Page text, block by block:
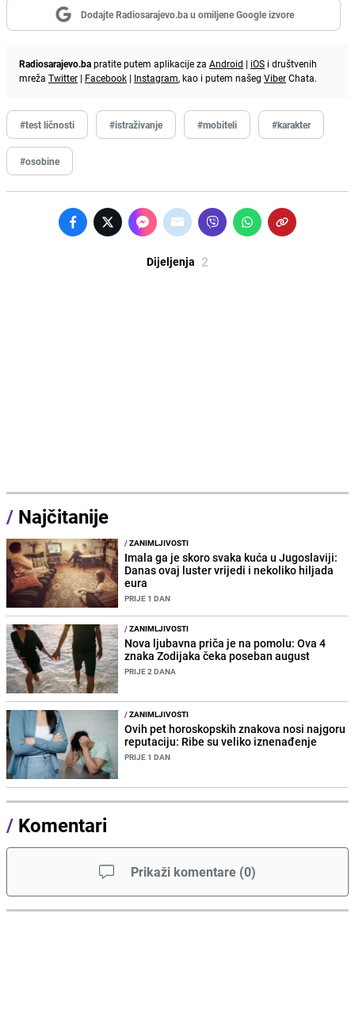
Dodajte Radiosarajevo.ba u omiljene Google izvore
Radiosarajevo.bapratite putem aplikacije za Android | iOS i društvenih
mreža Twitter | Facebook | Instagram, kao i putem našeg ViberChata.
#test ličnosti #istraživanje #mobiteli #karakter
#osobine
Dijeljenja 2
/ Najčitanije
/ZANIMLJIVOSTI
Imala ga je skoro svaka kuća u Jugoslaviji:
Danas ovaj luster vrijedi i nekoliko hiljada
eura
PRIJE 1 DAN
/ZANIMLJIVOSTI
Nova ljubavna priča je na pomolu: Ova 4
znaka Zodijaka čeka poseban august
PRIJE 2 DANA
/ZANIMLJIVOSTI
Ovih pet horoskopskih znakova nosi najgoru
reputaciju: Ribe su veliko iznenađenje
PRIJE 1 DAN
/ Komentari
Prikaži komentare (0)